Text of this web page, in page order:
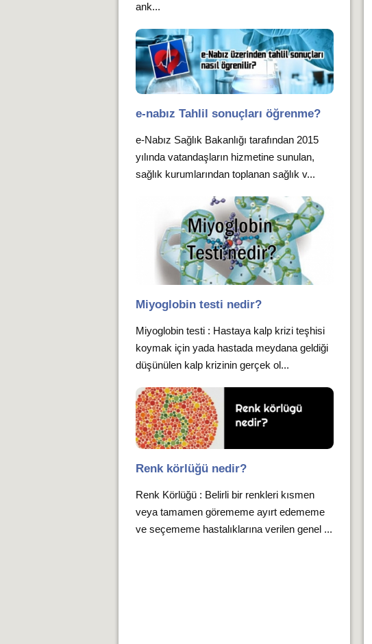
ank...
e-nabız Tahlil sonuçları öğrenme?
e-Nabız Sağlık Bakanlığı tarafından 2015
yılında vatandaşların hizmetine sunulan,
sağlık kurumlarından toplanan sağlık v...
Miyoglobin testi nedir?
Miyoglobin testi : Hastaya kalp krizi teşhisi
koymak için yada hastada meydana geldiği
düşünülen kalp krizinin gerçek ol...
Renk körlüğü nedir?
Renk Körlüğü : Belirli bir renkleri kısmen
veya tamamen görememe ayırt edememe
ve seçememe hastalıklarına verilen genel ...